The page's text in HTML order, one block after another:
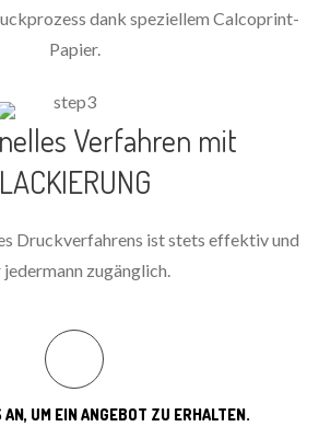
dank speziellem Calcoprint-
Papier.
Verfahren mit
LACKIERUNG
Druckverfahrens ist stets effektiv und
zugänglich.
AN, UM EIN ANGEBOT ZU ERHALTEN.